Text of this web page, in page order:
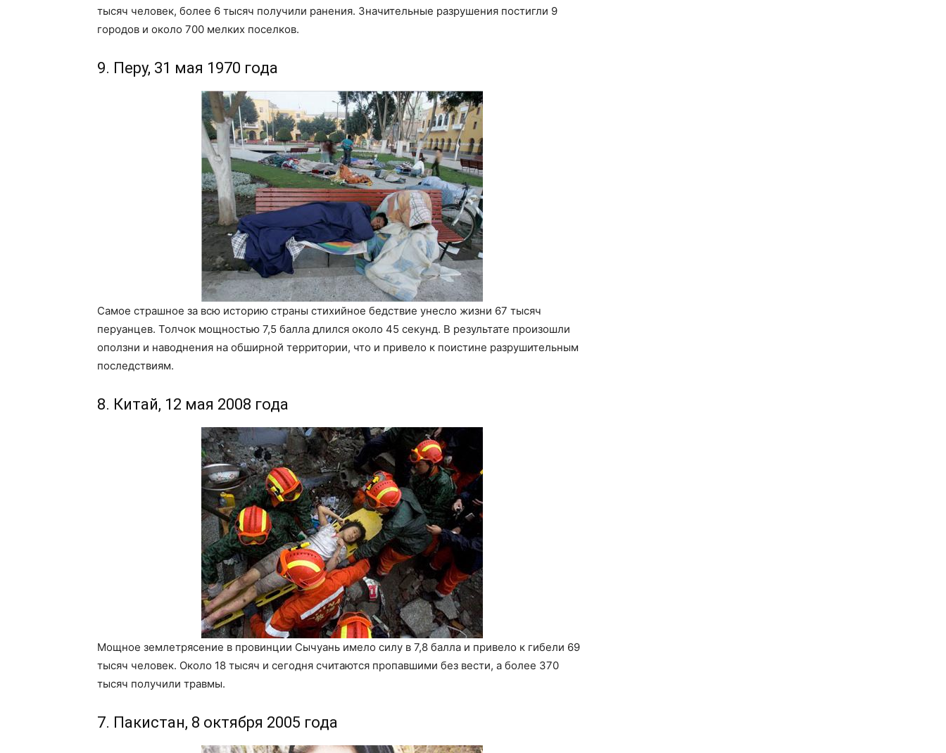
тысяч человек, более 6 тысяч получили ранения. Значительные разрушения постигли 9
городов и около 700 мелких поселков.
9. Перу, 31 мая 1970 года
Самое страшное за всю историю страны стихийное бедствие унесло жизни 67 тысяч
перуанцев. Толчок мощностью 7,5 балла длился около 45 секунд. В результате произошли
оползни и наводнения на обширной территории, что и привело к поистине разрушительным
последствиям.
8. Китай, 12 мая 2008 года
Мощное землетрясение в провинции Сычуань имело силу в 7,8 балла и привело к гибели 69
тысяч человек. Около 18 тысяч и сегодня считаются пропавшими без вести, а более 370
тысяч получили травмы.
7. Пакистан, 8 октября 2005 года